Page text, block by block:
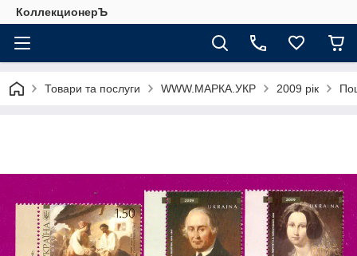
КоллекционерЪ
Товари та послуги WWW.МАРКА.УКР 2009 рік